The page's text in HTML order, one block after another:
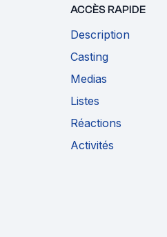
ACCÈS RAPIDE
Description
Casting
Medias
Listes
Réactions
Activités